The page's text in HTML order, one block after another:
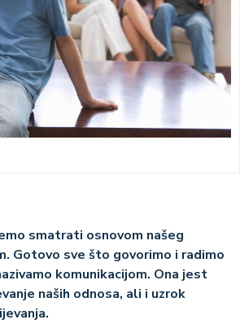
smatrati osnovom našeg
Gotovo sve što govorimo i radimo
komunikacijom. Ona jest
naših odnosa, ali i uzrok